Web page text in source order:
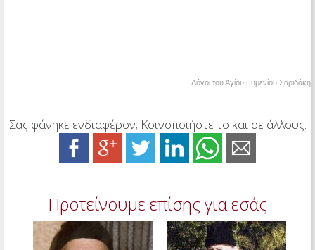
Λόγοι του Αγίου Ευμενίου Σαριδάκη
Σας φάνηκε ενδιαφέρον; Κοινοποιήστε το και σε άλλους:
Προτείνουμε επίσης για εσάς